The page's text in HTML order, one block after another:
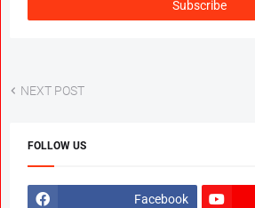
NEXT POST
FOLLOW US
Facebook